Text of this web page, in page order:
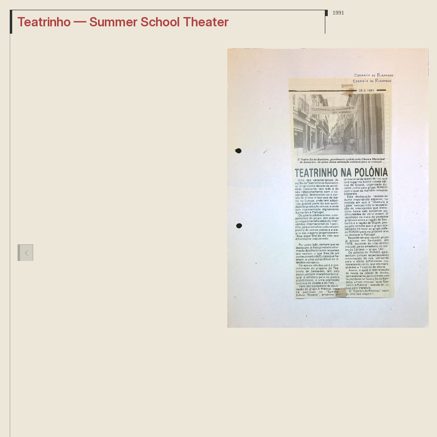
Teatrinho — Summer School Theater
1991